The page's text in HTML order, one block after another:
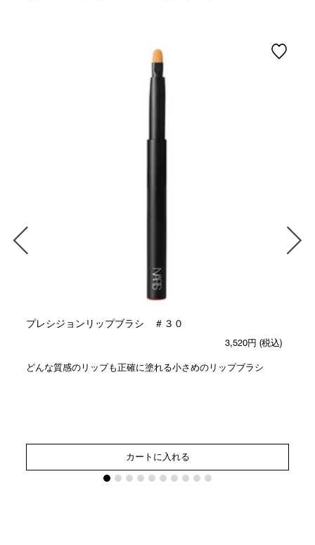
プレシジョンリップブラシ ＃３０
3,520円 (税込)
どんな質感のリップも正確に塗れる小さめのリップブラシ
カートに入れる